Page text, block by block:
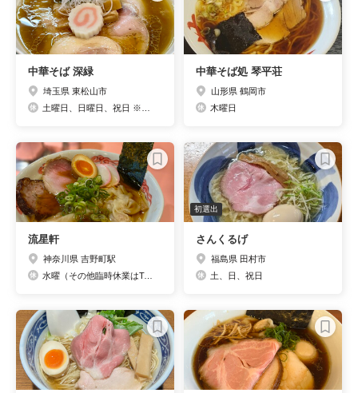
中華そば 深緑
埼玉県 東松山市
中華そば処 琴平荘
山形県 鶴岡市
木曜日
流星軒
神奈川県 吉野町駅
水曜（その他臨時休業はTwitterにて）
初選出
さんくるげ
福島県 田村市
土、日、祝日